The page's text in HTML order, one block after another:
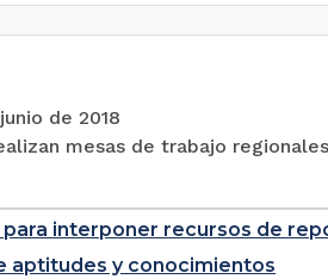
de 2018
mesas de trabajo
interponer recursos de
aptitudes y conocimientos